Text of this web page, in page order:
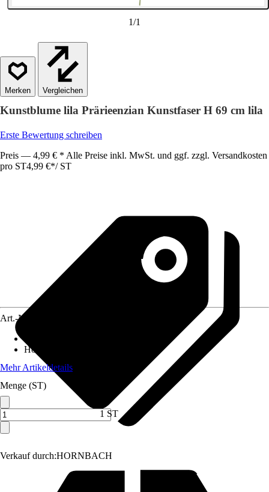
1/1
Vergleichen
Kunstblume lila Prärieenzian Kunstfaser H 69 cm lila
Erste Bewertung schreiben
Preis — 4,99 € * Alle Preise inkl. MwSt. und ggf. zzgl. Versandkosten
pro ST4,99 €*/ ST
Verkauf durch:HORNBACH
Art.-Nr.
Höhe
Mehr Artikeldetails
Menge (ST)
1 ST